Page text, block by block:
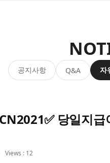
공지사항 Q&A 자
당일지
Views : 12